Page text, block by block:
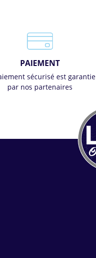
PAIEMENT
sécurisé est garantie
par nos partenaires